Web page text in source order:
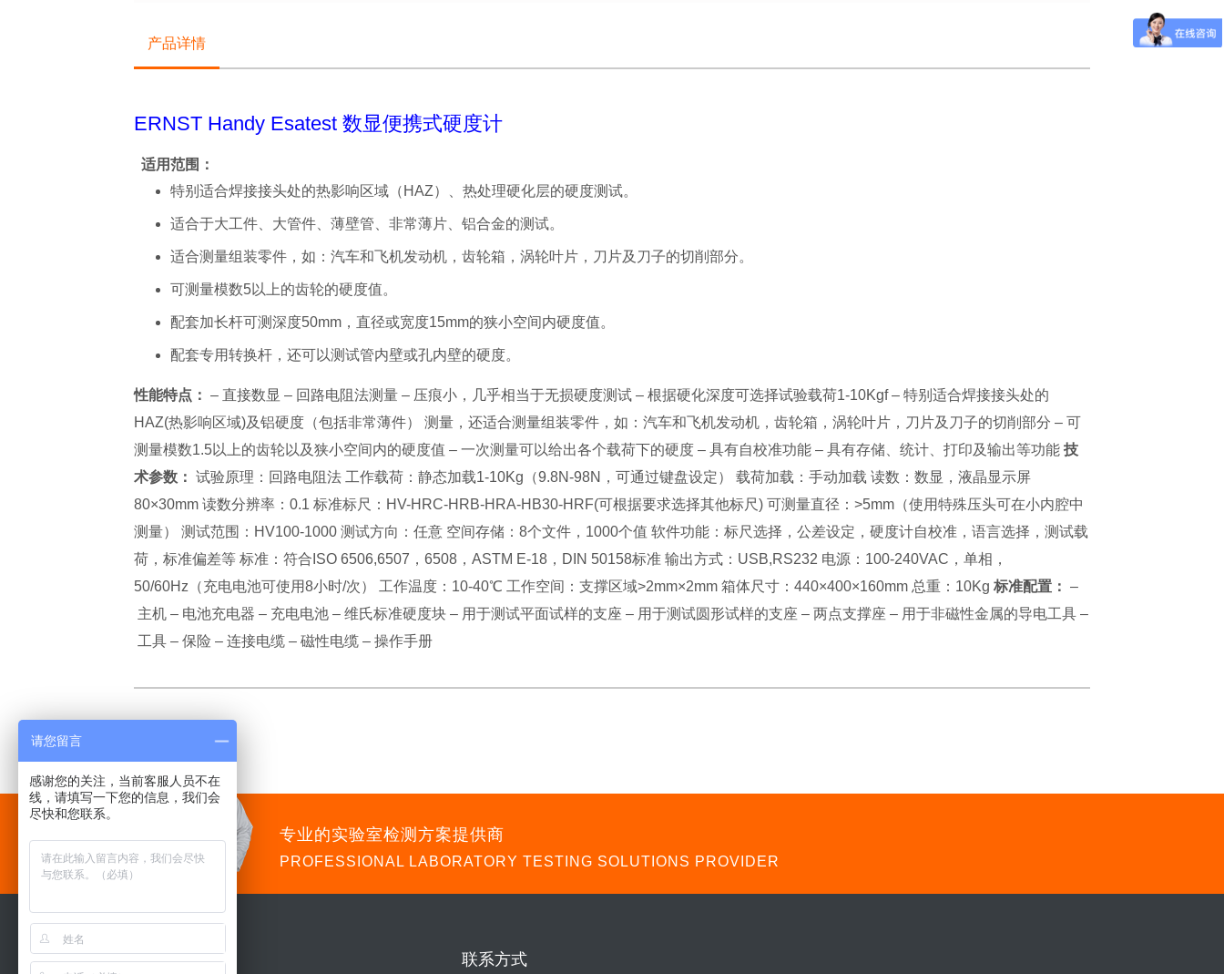
产品详情
ERNST Handy Esatest 数显便携式硬度计
适用范围：
特别适合焊接接头处的热影响区域（HAZ）、热处理硬化层的硬度测试。
适合于大工件、大管件、薄壁管、非常薄片、铝合金的测试。
适合测量组装零件，如：汽车和飞机发动机，齿轮箱，涡轮叶片，刀片及刀子的切削部分。
可测量模数5以上的齿轮的硬度值。
配套加长杆可测深度50mm，直径或宽度15mm的狭小空间内硬度值。
配套专用转换杆，还可以测试管内壁或孔内壁的硬度。
性能特点： – 直接数显 – 回路电阻法测量 – 压痕小，几乎相当于无损硬度测试 – 根据硬化深度可选择试验载荷1-10Kgf – 特别适合焊接接头处的
HAZ(热影响区域)及铝硬度（包括非常薄件） 测量，还适合测量组装零件，如：汽车和飞机发动机，齿轮箱，涡轮叶片，刀片及刀子的切削部分 – 可
测量模数1.5以上的齿轮以及狭小空间内的硬度值 – 一次测量可以给出各个载荷下的硬度 – 具有自校准功能 – 具有存储、统计、打印及输出等功能 技
术参数： 试验原理：回路电阻法 工作载荷：静态加载1-10Kg（9.8N-98N，可通过键盘设定） 载荷加载：手动加载 读数：数显，液晶显示屏
80×30mm 读数分辨率：0.1 标准标尺：HV-HRC-HRB-HRA-HB30-HRF(可根据要求选择其他标尺) 可测量直径：>5mm（使用特殊压头可在小内腔中
测量） 测试范围：HV100-1000 测试方向：任意 空间存储：8个文件，1000个值 软件功能：标尺选择，公差设定，硬度计自校准，语言选择，测试载
荷，标准偏差等 标准：符合ISO 6506,6507，6508，ASTM E-18，DIN 50158标准 输出方式：USB,RS232 电源：100-240VAC，单相，
50/60Hz（充电电池可使用8小时/次） 工作温度：10-40℃ 工作空间：支撑区域>2mm×2mm 箱体尺寸：440×400×160mm 总重：10Kg 标准配置： –
主机 – 电池充电器 – 充电电池 – 维氏标准硬度块 – 用于测试平面试样的支座 – 用于测试圆形试样的支座 – 两点支撑座 – 用于非磁性金属的导电工具 –
工具 – 保险 – 连接电缆 – 磁性电缆 – 操作手册
专业的实验室检测方案提供商
PROFESSIONAL LABORATORY TESTING SOLUTIONS PROVIDER
导航 联系方式
请您留言
感谢您的关注，当前客服人员不在
线，请填写一下您的信息，我们会
尽快和您联系。